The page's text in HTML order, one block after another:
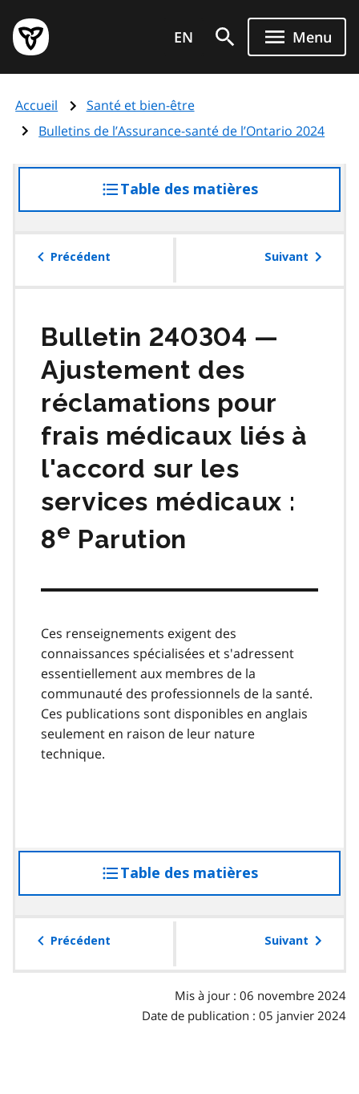
au
contenu
principal
Page
d'accueil
de
l'Ontario
EN Menu
Accueil
Santé et bien-être
Bulletins de l’Assurance-santé de l’Ontario 2024
Table des matières
à
table
Précédent Suivant
Bulletin 240304 —
Ajustement des
réclamations pour
frais médicaux liés à
l'accord sur les
services médicaux :
8e Parution
Ces renseignements exigent des
connaissances spécialisées et s'adressent
essentiellement aux membres de la
communauté des professionnels de la santé.
Ces publications sont disponibles en anglais
seulement en raison de leur nature
technique.
Table des matières
à
table
Précédent Suivant
Mis à jour : 06 novembre 2024
Date de publication : 05 janvier 2024